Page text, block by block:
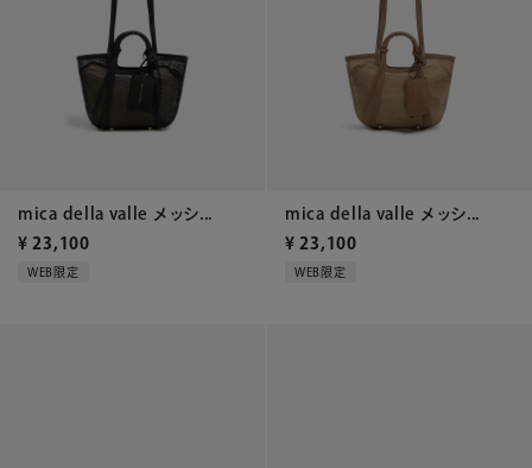
mica della valle メッシ...
¥ 23,100
WEB限定
mica della valle メッシ...
¥ 23,100
WEB限定